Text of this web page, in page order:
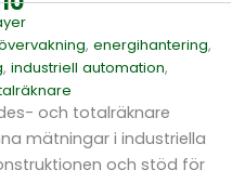
,energihantering,
,industriell automation,
och totalräknare
mätningar i industriella
och stöd för